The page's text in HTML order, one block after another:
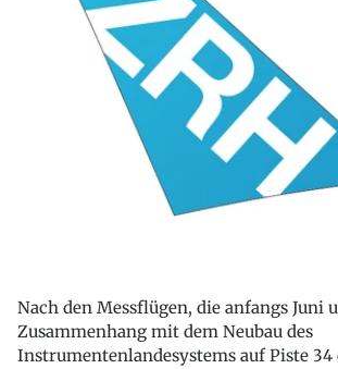
Nach den Messflügen, die anfangs Juni
Zusammenhang mit dem Neubau des
Instrumentenlandesystems auf Piste